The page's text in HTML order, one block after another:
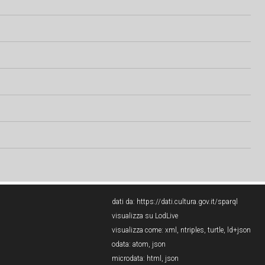
dati da: https://dati.cultura.gov.it/sparql
visualizza su LodLive
visualizza come: xml , ntriples, turtle, ld+json
odata: atom, json
microdata: html , json